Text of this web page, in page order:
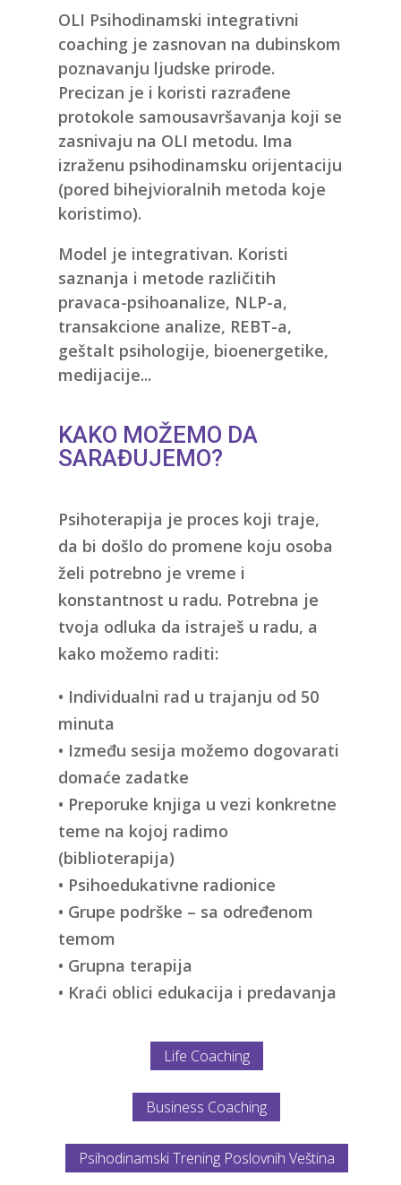
OLI Psihodinamski integrativni
coaching je zasnovan na dubinskom
poznavanju ljudske prirode.
Precizan je i koristi razrađene
protokole samousavršavanja koji se
zasnivaju na OLI metodu. Ima
izraženu psihodinamsku orijentaciju
(pored bihejvioralnih metoda koje
koristimo).
Model je integrativan. Koristi
saznanja i metode različitih
pravaca-psihoanalize, NLP-a,
transakcione analize, REBT-a,
geštalt psihologije, bioenergetike,
medijacije...
KAKO MOŽEMO DA
SARAĐUJEMO?
Psihoterapija je proces koji traje,
da bi došlo do promene koju osoba
želi potrebno je vreme i
konstantnost u radu. Potrebna je
tvoja odluka da istraješ u radu, a
kako možemo raditi:
• Individualni rad u trajanju od 50
minuta
• Između sesija možemo dogovarati
domaće zadatke
• Preporuke knjiga u vezi konkretne
teme na kojoj radimo
(biblioterapija)
• Psihoedukativne radionice
• Grupe podrške – sa određenom
temom
• Grupna terapija
• Kraći oblici edukacija i predavanja
Life Coaching
Business Coaching
Psihodinamski Trening Poslovnih Veština